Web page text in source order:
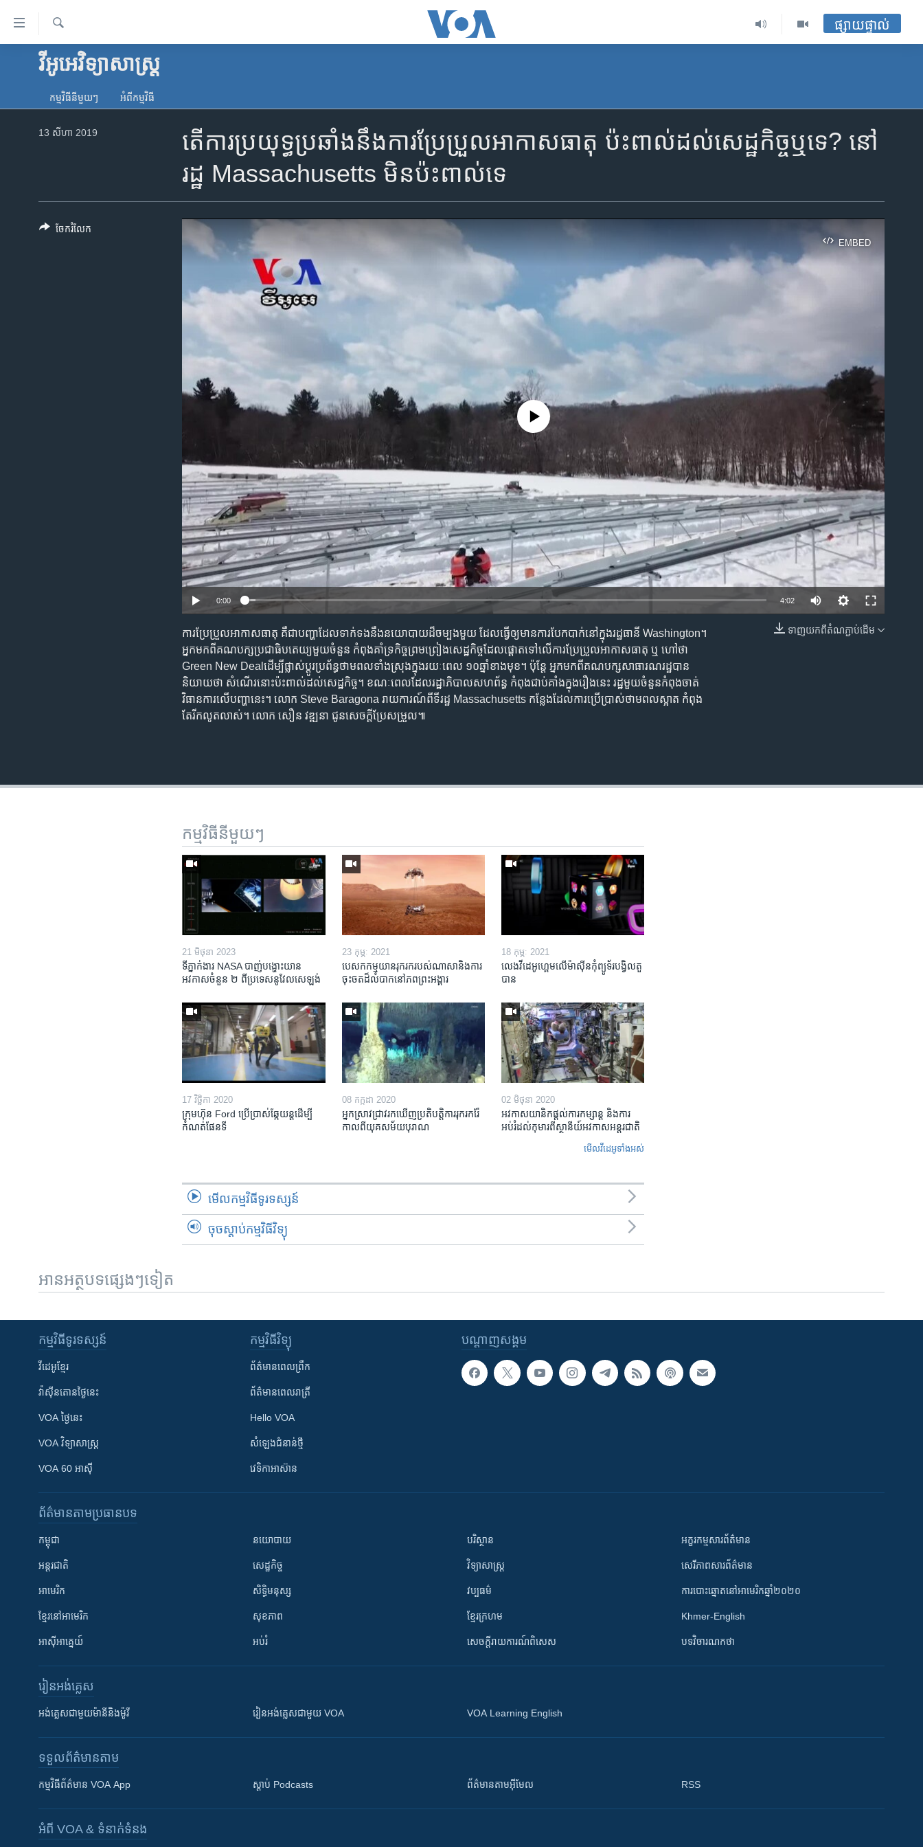
ទៅ​
គេហទំព័រ​
ទាក់ទង
និង​អាមេរិក
ទូរទស្សន៍ / វីដេអូ​
ស្វែង​
រក
ផ្សាយផ្ទាល់
វីអូអេ​វិទ្យាសាស្ត្រ​
កម្មវិធី​នីមួយៗ អំពី​កម្មវិធី​
តើ​ការ​ប្រយុទ្ធ​ប្រឆាំង​នឹង​ការ​ប្រែ​ប្រួល​អាកាស​ធាតុ​ ប៉ះពាល់​ដល់​សេដ្ឋ​កិច្ច​ឬ​ទេ? នៅ​​
រដ្ឋ​ Massachusetts មិន​ប៉ះពាល់​ទេ
13 សីហា 2019
EMBED
EMBED
No media source currently available
0:00 4:02
ទាញ​យក​ពី​តំណភ្ជាប់​ដើម
ការ​ប្រែ​ប្រួល​អាកាស​ធាតុ​​ គឺ​ជា​បញ្ហា​ដែល​ទាក់ទងនឹង​នយោបាយ​ដ៏​ចម្បង​មួយ ដែល​ធ្វើ​ឲ្យ​មាន​ការបែកបាក់​​នៅ​ក្នុង​រដ្ឋធានី ​Washington។
អ្នក​មក​ពី​គណបក្ស​ប្រជាធិបតេយ្យ​មួយ​ចំនួន កំពុង​គាំទ្រ​កិច្ច​ព្រមព្រៀង​សេដ្ឋកិច្ច​ដែលផ្តោត​ទៅលើ​ការប្រែប្រួល​អាកាសធាតុ ឬ ហៅ​ថា
Green New Dealដើម្បី​ផ្លាស់​ប្ដូរ​ប្រព័ន្ធ​ថាមពល​ទាំងស្រុង​ក្នុង​រយៈពេល​ ១០​ឆ្នាំ​ខាងមុខ។ ប៉ុន្តែ អ្នក​មក​ពី​គណបក្ស​សាធារណរដ្ឋ​បាន​​
និយាយ​ថា សំណើរ​នោះ​ប៉ះពាល់​ដល់​សេដ្ឋកិច្ច។​ ខណៈ​ពេល​ដែល​រដ្ឋាភិបាល​សហព័ន្ធ កំពុង​ជាប់គាំង​ក្នុង​រឿង​នេះ រដ្ឋ​មួយ​ចំនួន​កំពុង​ចាត់​
វិធាន​ការ​លើ​បញ្ហា​នេះ។ លោក Steve Baragona រាយការណ៍​ពី​ទី​រដ្ឋ​ Massachusetts កន្លែង​ដែល​ការ​ប្រើ​ប្រាស់​ថាមពល​ស្អាត​ កំពុង​​
តែ​រីកលូតលាស់។ លោក សឿន​ វឌ្ឍនា ជូន​សេចក្ដី​ប្រែ​សម្រួល៕
ចែករំលែក
កម្មវិធី​នីមួយៗ
21 មិថុនា 2023
ទីភ្នាក់ងារ NASA បាញ់​បង្ហោះ​យាន​
អវកាសចំនួន​ ២ ពី​ប្រទេស​នូវែលសេឡង់ ​
23 កុម្ភៈ 2021
បេសកកម្ម​​​យានរុករក​របស់​ណាសា​និង​ការ​
ចុះចត​ដ៏​លំបាក​នៅ​ភព​ព្រះអង្គារ
18 កុម្ភៈ 2021
លេង​វីដេអូ​ហ្គេម​លើ​ម៉ាស៊ីន​កុំព្យូទ័រ​បង្វិល​តួ
បាន
17 វិច្ឆិកា 2020
ក្រុមហ៊ុន Ford ប្រើប្រាស់ឆ្កែយន្តដើម្បី
កំណត់ផែនទី
08 កក្កដា 2020
អ្នកស្រាវជ្រាវ​រកឃើញ​ប្រតិបត្តិការ​រុករករ៉ែ​
កាលពី​យុគសម័យ​បុរាណ
02 មិថុនា 2020
អវកាសយានិក​ផ្ដល់​ការ​កម្សាន្ត និង​ការ​
អប់រំ​ដល់​កុមារ​ពី​ស្ថានីយ៍​អវកាស​អន្តរជាតិ
មើល​វីដេអូ​ទាំង​អស់
មើល​កម្មវិធី​ទូរទស្សន៍
ចុចស្តាប់កម្មវិធីវិទ្យុ
អានអត្ថបទផ្សេងៗទៀត
បណ្តាញ​សង្គម
កម្មវិធី​ទូរទស្សន៍
វីដេអូ​ខ្មែរ
វ៉ាស៊ីនតោន​ថ្ងៃ​នេះ
VOA ថ្ងៃនេះ
VOA ​វិទ្យាសាស្ត្រ
VOA 60 អាស៊ី
កម្មវិធី​វិទ្យុ
ព័ត៌មាន​ពេល​ព្រឹក
ព័ត៌មាន​​ពេល​រាត្រី
Hello VOA
សំឡេង​ជំនាន់​ថ្មី
វេទិកា​អាស៊ាន
ព័ត៌មាន​តាមប្រធានបទ​
កម្ពុជា
អន្តរជាតិ
អាមេរិក
ខ្មែរ​នៅអាមេរិក
អាស៊ីអាគ្នេយ៍
នយោបាយ
សេដ្ឋកិច្ច
សិទ្ធិមនុស្ស
សុខភាព
អប់រំ
បរិស្ថាន
វិទ្យាសាស្រ្ត
វប្បធម៌
ខ្មែរក្រហម
សេចក្តីរាយការណ៍ពិសេស
អក្ខរកម្មសារព័ត៌មាន
សេរីភាពសារព័ត៌មាន
ការបោះឆ្នោតនៅអាមេរិកឆ្នាំ២០២០
Khmer-English
បទវិចារណកថា
រៀន​​អង់គ្លេស
អង់គ្លេស​ជាមួយ​ម៉ានី​និង​ម៉ូរី រៀន​​​​​​អង់គ្លេស​​ជាមួយ VOA VOA Learning English
ទទួល​ព័ត៌មាន​តាម
កម្មវិធី​ព័ត៌មាន VOA App ស្តាប់ Podcasts ព័ត៌មាន​តាម​អ៊ីមែល RSS
អំពី​ VOA & ទំនាក់ទំនង